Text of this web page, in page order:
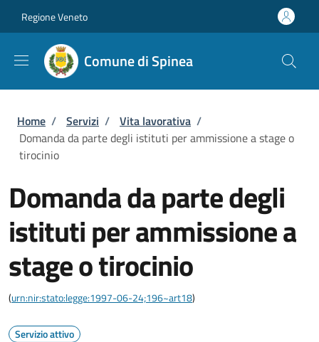
Regione Veneto
Comune di Spinea
Briciole di pane
Home / Servizi / Vita lavorativa /
Domanda da parte degli istituti per ammissione a stage o
tirocinio
Domanda da parte degli
istituti per ammissione a
stage o tirocinio
(urn:nir:stato:legge:1997-06-24;196~art18)
Servizio attivo